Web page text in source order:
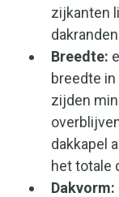
zijkanten
Breedte:
breedte
zijden
dakkapel
het totale
Dakvorm: